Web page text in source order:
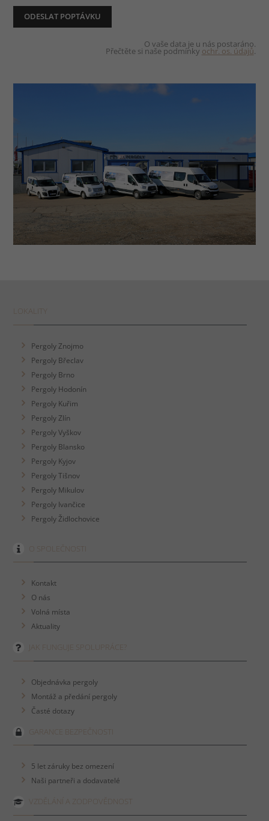
O vaše data je u nás postaráno.
Přečtěte si naše podmínky ochr. os. údajů.
LOKALITY
Pergoly Znojmo
Pergoly Břeclav
Pergoly Brno
Pergoly Hodonín
Pergoly Kuřim
Pergoly Zlín
Pergoly Vyškov
Pergoly Blansko
Pergoly Kyjov
Pergoly Tišnov
Pergoly Mikulov
Pergoly Ivančice
Pergoly Židlochovice
O SPOLEČNOSTI
Kontakt
O nás
Volná místa
Aktuality
JAK FUNGUJE SPOLUPRÁCE?
Objednávka pergoly
Montáž a předání pergoly
Časté dotazy
GARANCE BEZPEČNOSTI
5 let záruky bez omezení
Naši partneři a dodavatelé
VZDĚLÁNÍ A ZODPOVĚDNOST